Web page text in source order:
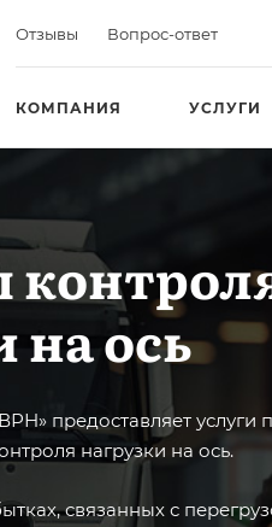
Отзывы Вопрос-ответ
КОМПАНИЯ УСЛУГИ
на ось
предоставляет услуги
нагрузки на ось.
связанных с